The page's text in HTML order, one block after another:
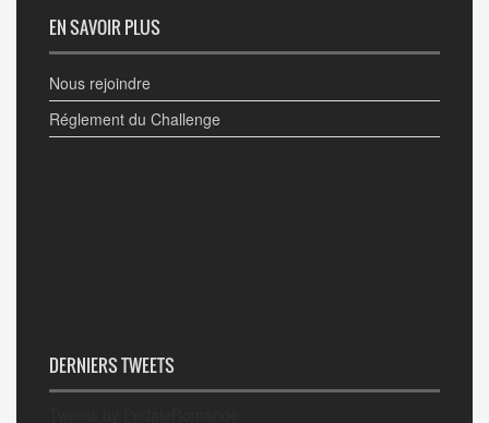
EN SAVOIR PLUS
Nous rejoindre
Réglement du Challenge
DERNIERS TWEETS